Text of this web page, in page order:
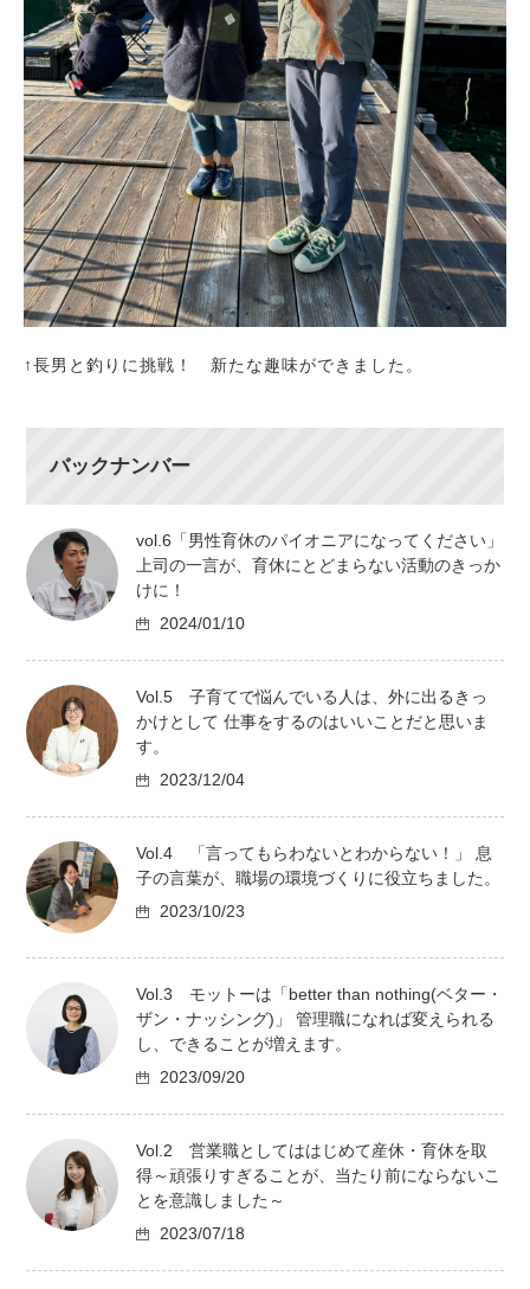
↑長男と釣りに挑戦！ 新たな趣味ができました。
バックナンバー
vol.6「男性育休のパイオニアになってください」
上司の一言が、育休にとどまらない活動のきっか
けに！
2024/01/10
Vol.5 子育てで悩んでいる人は、外に出るきっ
かけとして 仕事をするのはいいことだと思いま
す。
2023/12/04
Vol.4 「言ってもらわないとわからない！」 息
子の言葉が、職場の環境づくりに役立ちました。
2023/10/23
Vol.3 モットーは「better than nothing(ベター・
ザン・ナッシング)」 管理職になれば変えられる
し、できることが増えます。
2023/09/20
Vol.2 営業職としてははじめて産休・育休を取
得～頑張りすぎることが、当たり前にならないこ
とを意識しました～
2023/07/18